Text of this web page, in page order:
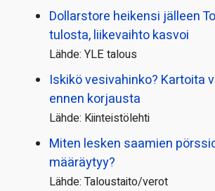
Dollarstore heikensi jälleen
tulosta, liikevaihto kasvoi
Lähde: YLE talous
Iskikö vesivahinko? Kartoita
ennen korjausta
Lähde: Kiinteistölehti
Miten lesken saamien
määräytyy?
Lähde: Taloustaito/verot